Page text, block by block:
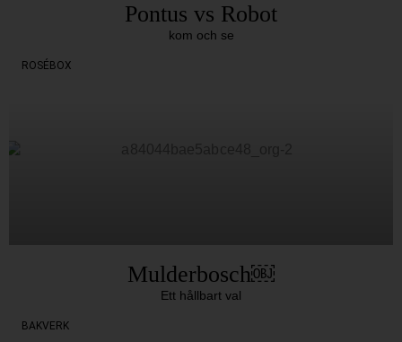
Pontus vs Robot
kom och se
ROSÉBOX
Mulderbosch￼
Ett hållbart val
BAKVERK